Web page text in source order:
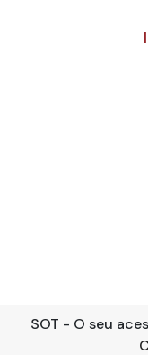
SOT - O seu